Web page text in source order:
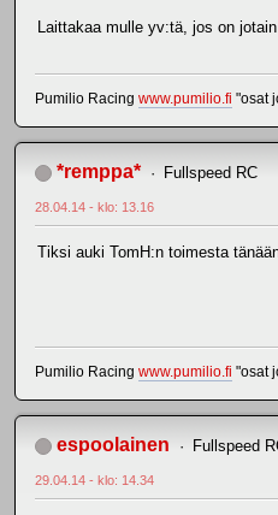
Laittakaa mulle yv:tä, jos on
Pumilio Racing www.pumilio.fi "osat
*remppa* Fullspeed RC
28.04.14 - klo: 13.16
Tiksi auki TomH:n toimesta
Pumilio Racing www.pumilio.fi "osat
espoolainen Fullspeed
29.04.14 - klo: 14.34